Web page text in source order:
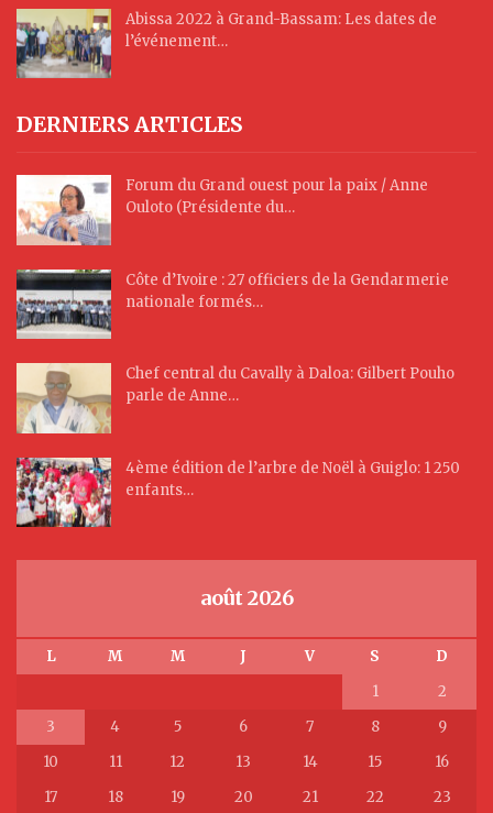
Abissa 2022 à Grand-Bassam: Les dates de
l’événement…
DERNIERS ARTICLES
Forum du Grand ouest pour la paix / Anne
Ouloto (Présidente du…
Côte d’Ivoire : 27 officiers de la Gendarmerie
nationale formés…
Chef central du Cavally à Daloa: Gilbert Pouho
parle de Anne…
4ème édition de l’arbre de Noël à Guiglo: 1 250
enfants…
août 2026
L M M J V S
D
1
2
3
4 5 6 7 8
9
10
11 12 13 14 15
16
17
18 19 20 21 22 23